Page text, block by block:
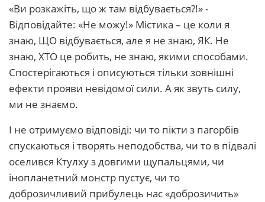
«Ви розкажіть, що ж там відбувається?!» -
Відповідайте: «Не можу!» Містика – це коли я
знаю, ЩО відбувається, але я не знаю, ЯК. Не
знаю, ХТО це робить, не знаю, якими способами.
Спостерігаються і описуються тільки зовнішні
ефекти прояви невідомої сили. А як звуть силу,
ми не знаємо.
І не отримуємо відповіді: чи то пікти з пагорбів
спускаються і творять неподобства, чи то в підвалі
оселився Ктулху з довгими щупальцями, чи
інопланетний монстр пустує, чи то
доброзичливий прибулець нас «доброзичить»